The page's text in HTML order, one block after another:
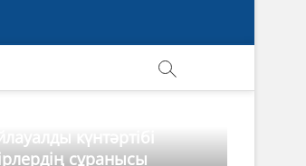
күнтәртібі
сұранысы